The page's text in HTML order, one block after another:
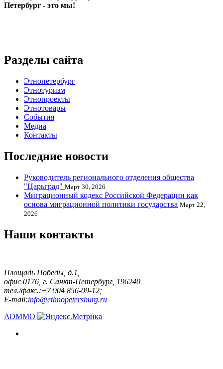
Петербург - это мы!
Разделы сайта
Этнопетербург
Этнотуризм
Этнопроекты
Этнотовары
События
Медиа
Контакты
Последние новости
Руководитель регионального отделения общества
"Царьград" Март 30, 2026
Миграционный кодекс Российской Федерации как
основа миграционной политики государства Март 22,
2026
Наши контакты
Площадь Победы, д.1,
офис 0176, г. Санкт-Петербург, 196240
тел./факс.:+7 904 856-09-12;
E-mail:info@ethnopetersburg.ru
АОММО